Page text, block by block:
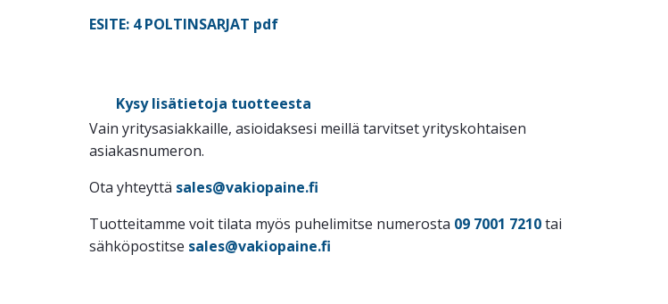
ESITE: 4 POLTINSARJAT pdf
Kysy lisätietoja tuotteesta
Vain yritysasiakkaille, asioidaksesi meillä tarvitset yrityskohtaisen
asiakasnumeron.
Ota yhteyttä sales@vakiopaine.fi
Tuotteitamme voit tilata myös puhelimitse numerosta 09 7001 7210tai
sähköpostitse sales@vakiopaine.fi